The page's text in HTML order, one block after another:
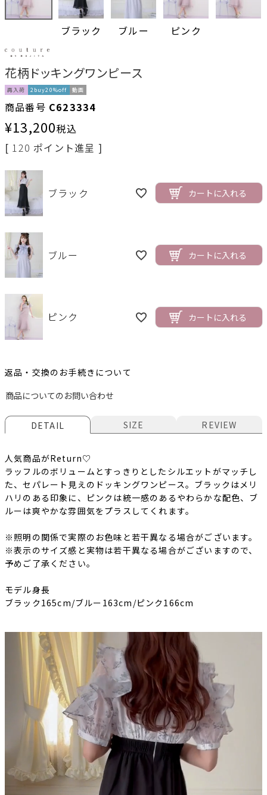
ブラック ブルー ピンク
花柄ドッキングワンピース
再入荷 2buy20%off 動画
商品番号 C623334
¥13,200税込
[ 120 ポイント進呈 ]
ブラック カートに入れる
ブルー カートに入れる
ピンク カートに入れる
返品・交換のお手続きについて
商品についてのお問い合わせ
DETAIL SIZE REVIEW
人気商品がReturn♡
ラッフルのボリュームとすっきりとしたシルエットがマッチし
た、セパレート見えのドッキングワンピース。ブラックはメリ
ハリのある印象に、ピンクは統一感のあるやわらかな配色、ブ
ルーは爽やかな雰囲気をプラスしてくれます。
※照明の関係で実際のお色味と若干異なる場合がございます。
※表示のサイズ感と実物は若干異なる場合がございますので、
予めご了承ください。
モデル身長
ブラック165cm/ブルー163cm/ピンク166cm